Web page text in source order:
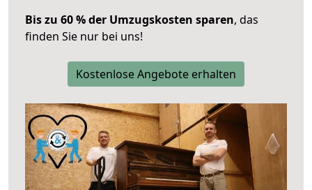
Bis zu 60 % der Umzugskosten sparen, das
finden Sie nur bei uns!
Kostenlose Angebote erhalten